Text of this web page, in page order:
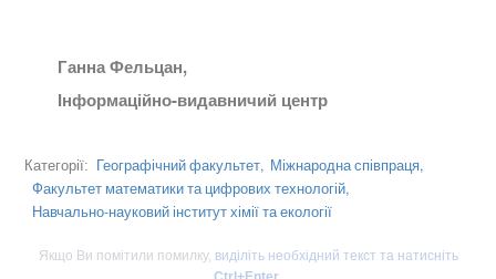
Ганна Фельцан,
Інформаційно-видавничий центр
Категорії: Географічний факультет, Міжнародна співпраця,
Факультет математики та цифрових технологій,
Навчально-науковий інститут хімії та екології
Якщо Ви помітили помилку, виділіть необхідний текст та натисніть